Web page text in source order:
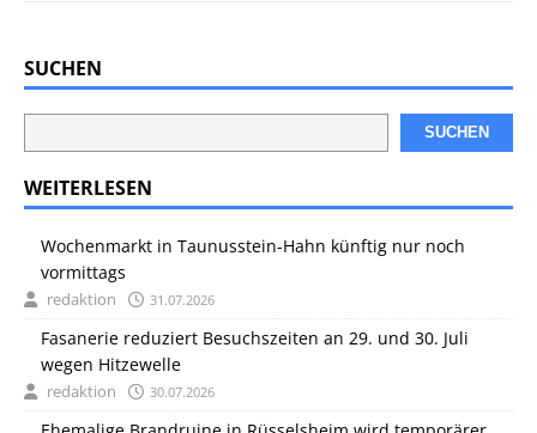
SUCHEN
SUCHEN
WEITERLESEN
Wochenmarkt in Taunusstein-Hahn künftig nur noch
vormittags
redaktion 31.07.2026
Fasanerie reduziert Besuchszeiten an 29. und 30. Juli
wegen Hitzewelle
redaktion 30.07.2026